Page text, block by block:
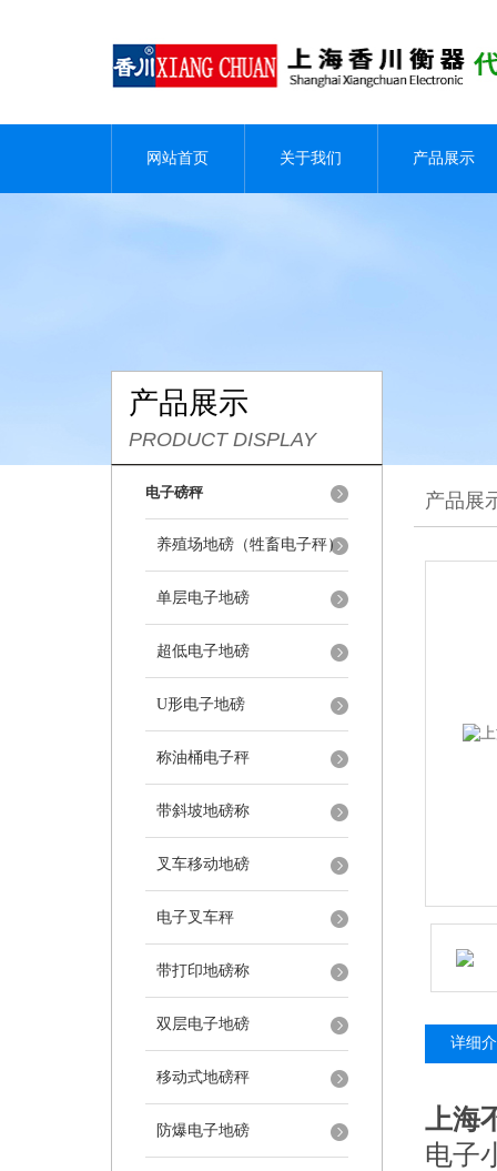
网站首页 关于我们 产品展示
产品展示
PRODUCT DISPLAY
电子磅秤
养殖场地磅（牲畜电子秤）
单层电子地磅
超低电子地磅
U形电子地磅
称油桶电子秤
带斜坡地磅称
叉车移动地磅
电子叉车秤
带打印地磅称
双层电子地磅
移动式地磅秤
防爆电子地磅
产品展
详细
上海
电子